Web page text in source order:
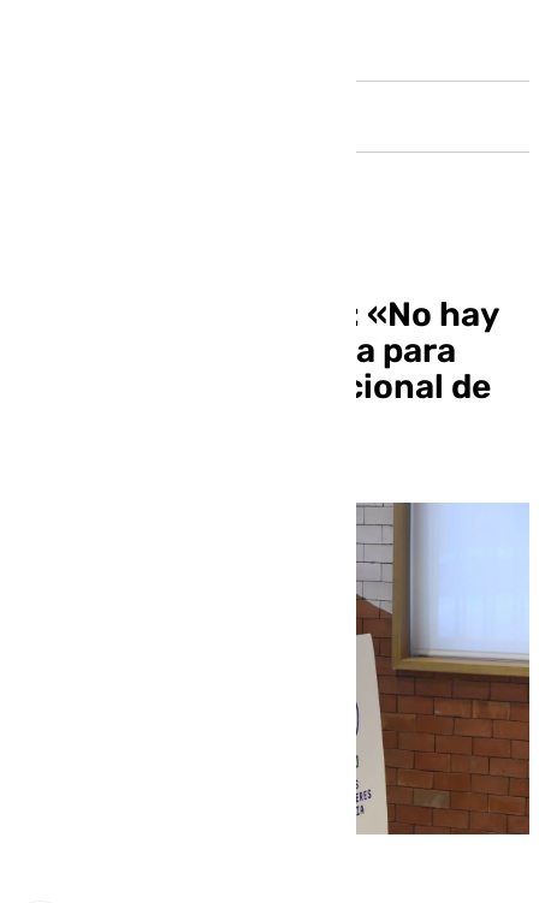
Antonio Sanz insiste: «No hay
mejor sitio que Málaga para
instalar el Centro Nacional de